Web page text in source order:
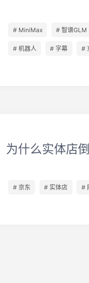
# MiniMax # 智谱GLM
# 机器人 # 字幕 #
为什么实体店
# 京东 # 实体店 #